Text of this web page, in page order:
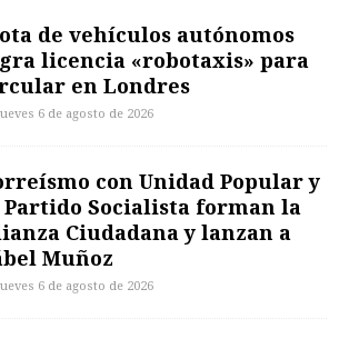
de vehículos autónomos
licencia «robotaxis» para
en Londres
6 de agosto de 2026
con Unidad Popular y
Partido Socialista forman la
Ciudadana y lanzan a
Muñoz
6 de agosto de 2026